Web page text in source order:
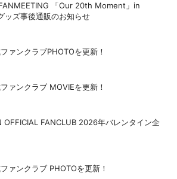
「Our 20th Moment」in
ッズ事後通販のお知らせ
ァンクラブPHOTOを更新！
ァンクラブ MOVIEを更新！
OFFICIAL FANCLUB 2026年バレンタイン企
ァンクラブ PHOTOを更新！